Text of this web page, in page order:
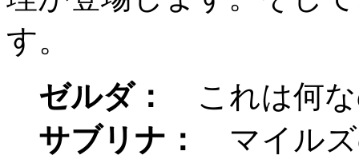
す。
ゼルダ：
これは何
サブリナ：
マイルズ